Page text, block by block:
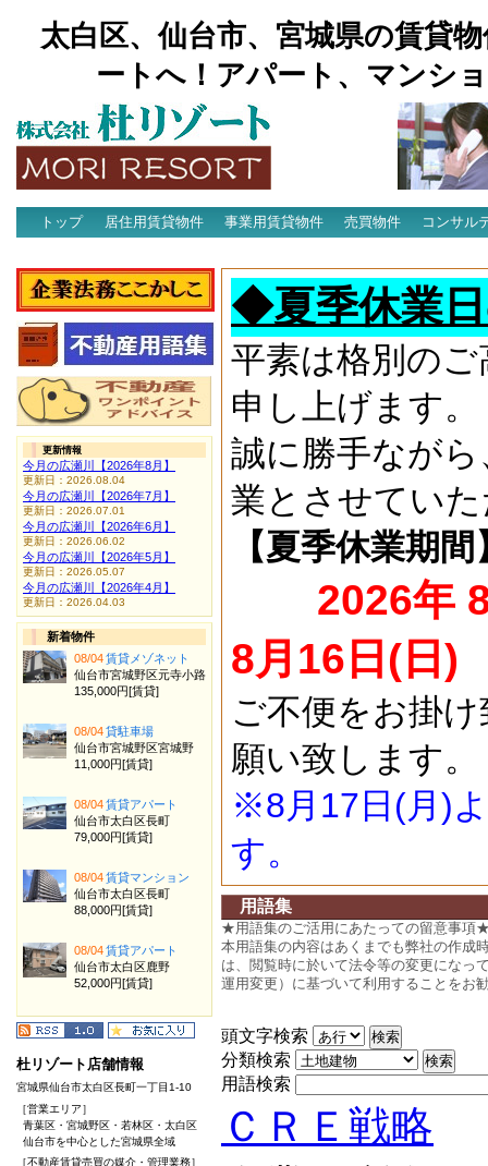
太白区、仙台市、宮城県の賃貸
ートへ！アパート、マンシ
トップ 居住用賃貸物件 事業用賃貸物件 売買物件
コンサル
◆夏季休業
平素は格別の
申し上げます。
誠に勝手なが
業とさせてい
【夏季休業期間
2026年
8月16日(日)
ご不便をお掛
願い致します。
※8月17日(月)
す。
用語集
★用語集のご活用にあたっての留意事項
本用語集の内容はあくまでも弊社の作成
は、閲覧時に於いて法令等の変更になっ
運用変更）に基づいて利用することをお
頭文字検索
分類検索
用語検索
ＣＲＥ戦略
更新情報
今月の広瀬川【2026年8月】
更新日：2026.08.04
今月の広瀬川【2026年7月】
更新日：2026.07.01
今月の広瀬川【2026年6月】
更新日：2026.06.02
今月の広瀬川【2026年5月】
更新日：2026.05.07
今月の広瀬川【2026年4月】
更新日：2026.04.03
新着物件
08/04賃貸メゾネット
仙台市宮城野区元寺小路
135,000円[賃貸]
08/04貸駐車場
仙台市宮城野区宮城野
11,000円[賃貸]
08/04賃貸アパート
仙台市太白区長町
79,000円[賃貸]
08/04賃貸マンション
仙台市太白区長町
88,000円[賃貸]
08/04賃貸アパート
仙台市太白区鹿野
52,000円[賃貸]
杜リゾート店舗情報
宮城県仙台市太白区長町一丁目1-10
［営業エリア］
青葉区・宮城野区・若林区・太白区
仙台市を中心とした宮城県全域
［不動産賃貸売買の媒介・管理業務］